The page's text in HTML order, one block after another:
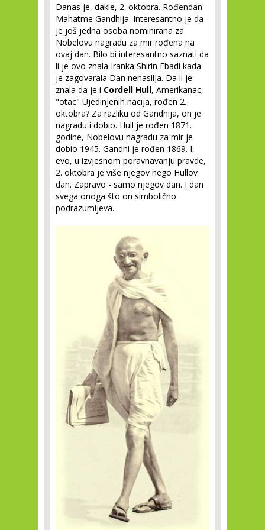
Danas je, dakle, 2. oktobra. Rođendan
Mahatme Gandhija. Interesantno je da
je još jedna osoba nominirana za
Nobelovu nagradu za mir rođena na
ovaj dan. Bilo bi interesantno saznati da
li je ovo znala Iranka Shirin Ebadi kada
je zagovarala Dan nenasilja. Da li je
znala da je i Cordell Hull, Amerikanac,
"otac" Ujedinjenih nacija, rođen 2.
oktobra? Za razliku od Gandhija, on je
nagradu i dobio. Hull je rođen 1871.
godine, Nobelovu nagradu za mir je
dobio 1945. Gandhi je rođen 1869. I,
evo, u izvjesnom poravnavanju pravde,
2. oktobra je više njegov nego Hullov
dan. Zapravo - samo njegov dan. I dan
svega onoga što on simbolično
podrazumijeva.